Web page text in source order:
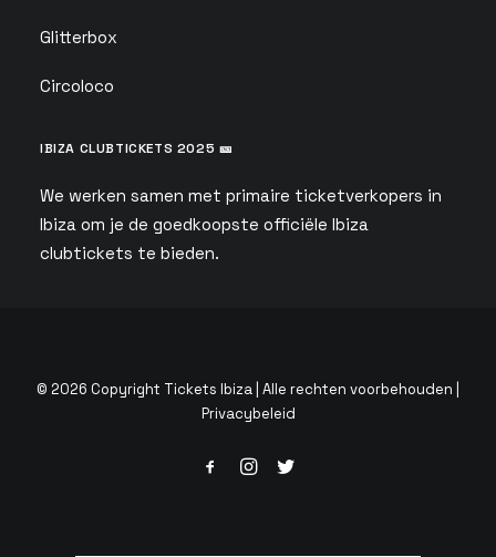
Glitterbox
Circoloco
IBIZA CLUBTICKETS 2025 🎫
We werken samen met primaire ticketverkopers in
Ibiza om je de goedkoopste officiële Ibiza
clubtickets te bieden.
© 2026 Copyright Tickets Ibiza | Alle rechten voorbehouden |
Privacybeleid